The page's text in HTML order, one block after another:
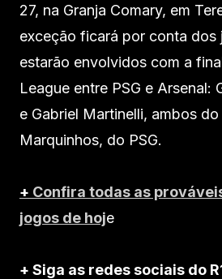
27, na Granja Comary, em
exceção ficará por conta dos
estarão envolvidos com a
League entre PSG e Arsenal:
e Gabriel Martinelli, ambos
Marquinhos, do PSG.
+ Confira todas as
jogos de hoje
+ Siga as redes sociais do